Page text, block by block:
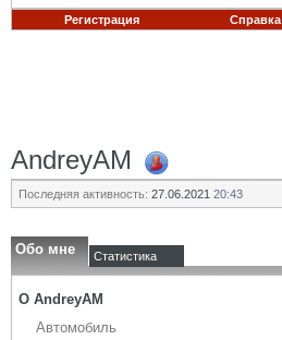
Регистрация Справка
AndreyAM
Последняя активность: 27.06.2021 20:43
Обо мне Статистика
О AndreyAM
Автомобиль